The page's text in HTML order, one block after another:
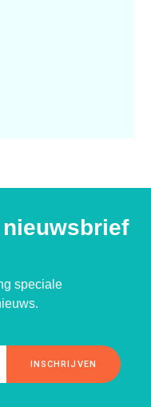
speciale
INSCHRIJVEN